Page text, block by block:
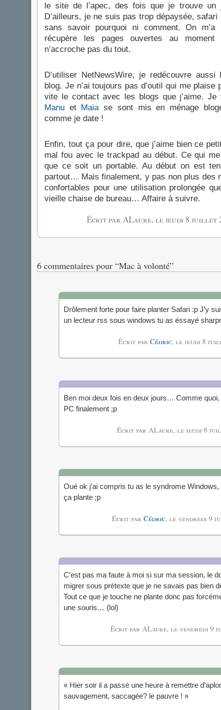
le site de l’apec, des fois que je trouve un
D’ailleurs, je ne suis pas trop dépaysée,
sans savoir pourquoi ni comment. On m’a
récupère les pages ouvertes au
n’accroche pas du tout.
D’utiliser NetNewsWire, je redécouvre
blog. Je n’ai toujours pas d’outil qui me
vite le contact avec les blogs que j’aime. Je
Manu et Maiase sont mis en ménage
comme je date !
Enfin, tout ça pour dire, que j’aime bien ce
mal fou avec le trackpad au début. Ce qui
que ce soit un portable. Au début on est
partout… Mais finalement, y pas non plus des
confortables pour une utilisation prolongée
vieille chaise de bureau… Affaire à suivre.
Écrit par ALaure, lejeudi 8 juillet
6 commentaires pour “Mac à volonté”
Drôlement forte pour faire planter Safari :p J’y
un lecteur rss sous windows tu as éssayé
Écrit par Cédric, le jeudi 8
Ben moi deux fois en deux jours… Comme
PC finalement ;p
Écrit par ALaure, le jeudi 8
Oué ok j’ai compris tu as le syndrome
ça plante ;p
Écrit par Cédric, le vendredi 9
C’est pas ma faute à moi si sur ma session, le
migrer sous prétexte que je ne savais pas bien
Tout ce que je touche ne plante donc pas
une souris… (lol)
Écrit par ALaure, le vendredi 9
« Hier soir il a passé une heure à remettre
sauvagement, saccagée? le pauvre ! »